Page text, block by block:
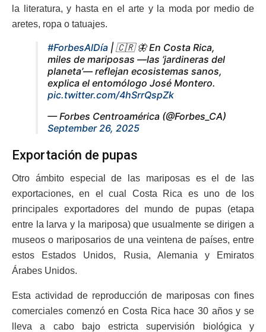
la literatura, y hasta en el arte y la moda por medio de
aretes, ropa o tatuajes.
#ForbesAlDía | 🇨🇷 🦋 En Costa Rica,
miles de mariposas —las ‘jardineras del
planeta’— reflejan ecosistemas sanos,
explica el entomólogo José Montero.
pic.twitter.com/4hSrrQspZk
— Forbes Centroamérica (@Forbes_CA)
September 26, 2025
Exportación de pupas
Otro ámbito especial de las mariposas es el de las
exportaciones, en el cual Costa Rica es uno de los
principales exportadores del mundo de pupas (etapa
entre la larva y la mariposa) que usualmente se dirigen a
museos o mariposarios de una veintena de países, entre
estos Estados Unidos, Rusia, Alemania y Emiratos
Árabes Unidos.
Esta actividad de reproducción de mariposas con fines
comerciales comenzó en Costa Rica hace 30 años y se
lleva a cabo bajo estricta supervisión biológica y